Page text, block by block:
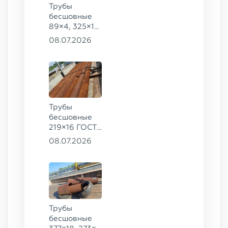
Трубы
бесшовные
89×4, 325×14
ГОСТ 8732-
08.07.2026
Трубы
бесшовные
219×16 ГОСТ
8732-78, ст.
08.07.2026
Трубы
бесшовные